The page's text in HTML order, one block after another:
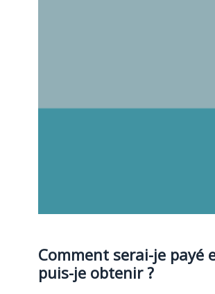
Comment serai-je payé
puis-je obtenir ?